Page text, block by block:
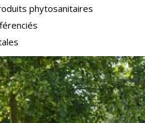
phytosanitaires